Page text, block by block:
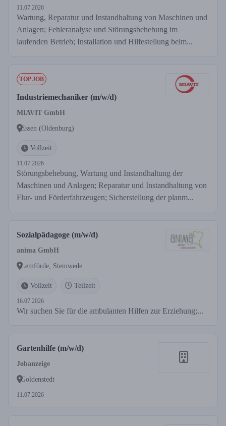
11.07.2026
Wartung, Reparatur und Instandhaltung von Maschinen und
Anlagen; Fehleranalyse und Störungsbehebung im
laufenden Betrieb; Installation und Hilfestellung beim...
TOP JOB
Industriemechaniker (m/w/d)
MIAVIT GmbH
Essen (Oldenburg)
Vollzeit
11.07.2026
Störungsbehebung, Wartung und Instandhaltung der
Maschinen und Anlagen; Reparatur und Instandhaltung von
Flur- und Förderfahrzeugen; Sicherstellung der planm...
Sozialpädagoge (m/w/d)
anima GmbH
Lemförde, Stemwede
Vollzeit Teilzeit
16.07.2026
Wir suchen Sie für die ambulanten Hilfen zur Erziehung;...
Gartenhilfe (m/w/d)
Jobanzeige
Goldenstedt
11.07.2026